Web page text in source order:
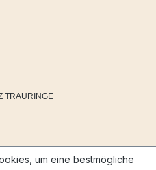
TRAURINGE
um eine bestmögliche